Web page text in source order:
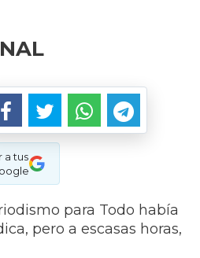
a tus
para Todo había
pero a escasas horas,